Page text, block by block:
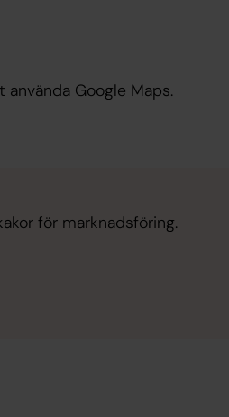
Google Maps.
för marknadsföring.